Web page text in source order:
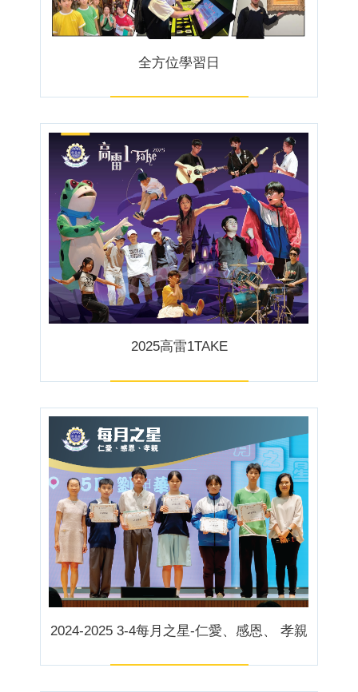
全方位學習日
2025高雷1TAKE
2024-2025 3-4每月之星-仁愛、感恩、 孝親